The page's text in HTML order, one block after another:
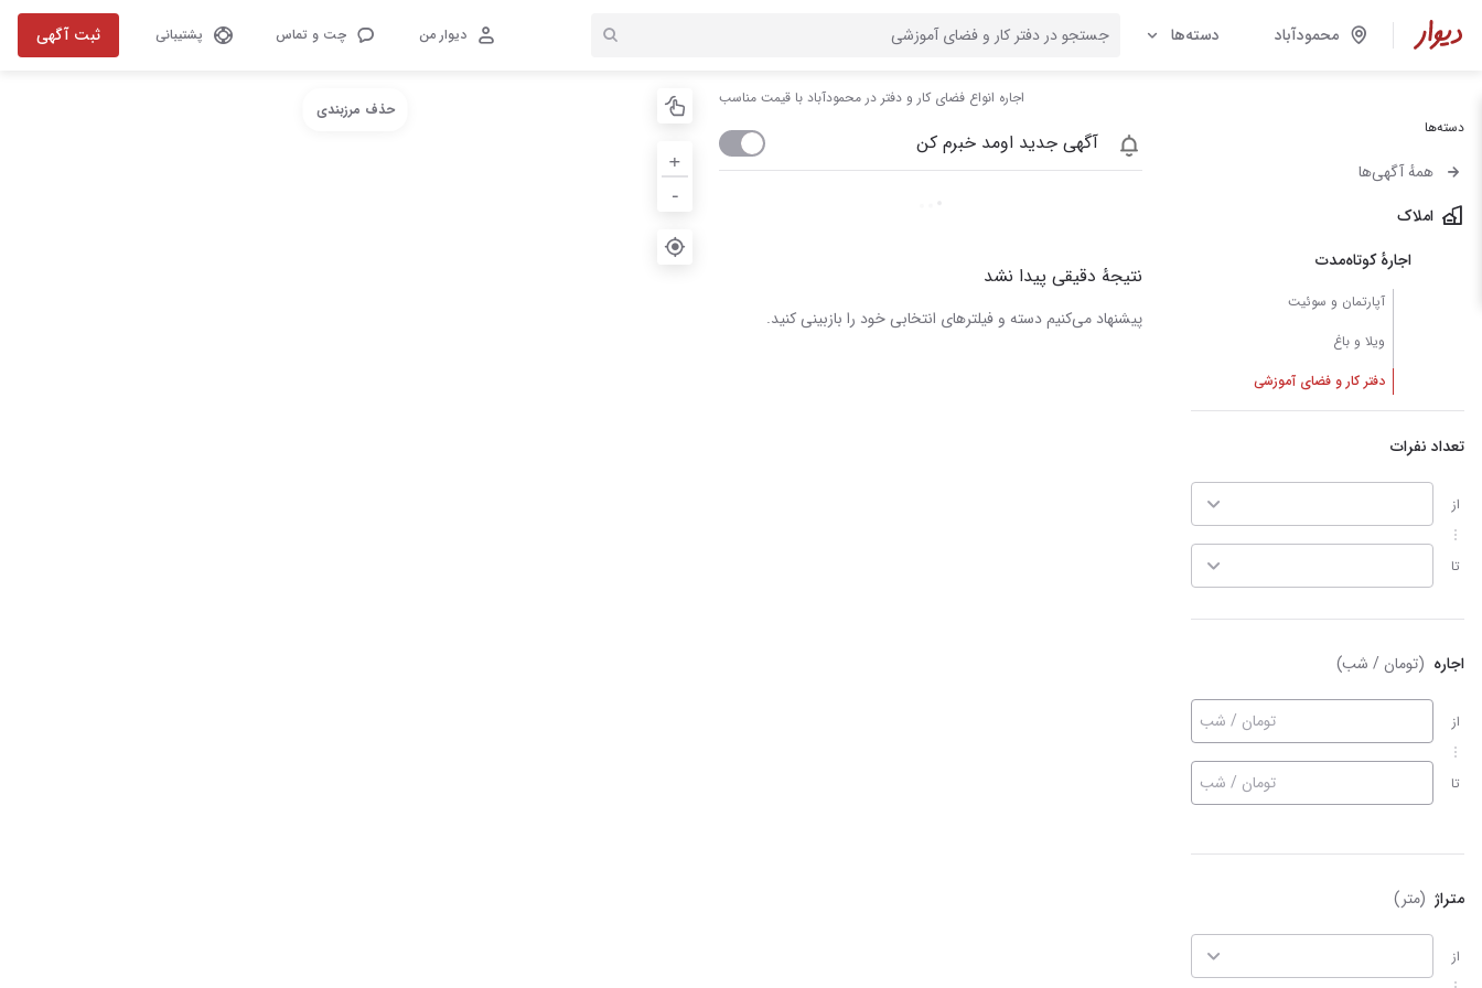
محمودآباد دسته‌ها دیوار من چت و تماس پشتیبانی ثبت آگهی
دسته‌ها
همهٔ آگهی‌ها
املاک
اجارهٔ کوتاه‌مدت
آپارتمان و سوئیت
ویلا و باغ
دفتر کار و فضای آموزشی
تعداد نفرات
از
تا
اجاره (تومان / شب)
از
تا
تومان / شب
تومان / شب
متراژ (متر)
از
اجاره انواع فضای کار و دفتر در محمودآباد با قیمت مناسب
آگهی جدید اومد خبرم کن
نتیجهٔ دقیقی پیدا نشد
پیشنهاد می‌کنیم دسته و فیلترهای انتخابی خود را بازبینی کنید.
+
-
حذف مرزبندی